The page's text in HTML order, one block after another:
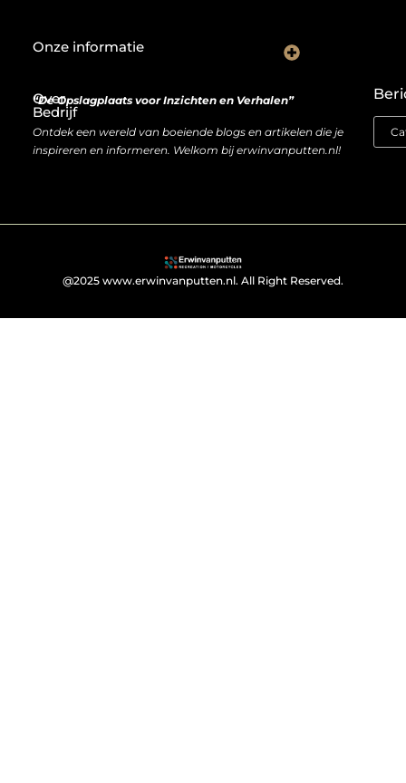
Over
Bedrijf
“De Opslagplaats voor Inzichten en Verhalen”
Ontdek een wereld van boeiende blogs en artikelen die je
inspireren en informeren. Welkom bij erwinvanputten.nl!
Onze informatie
@2025 www.erwinvanputten.nl. All Right Reserved.